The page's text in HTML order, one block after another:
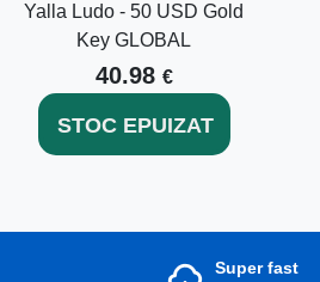
Yalla Ludo - 50 USD Gold
Key GLOBAL
40.98 €
STOC EPUIZAT
Super fast